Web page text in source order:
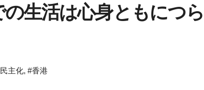
生活は心身ともにつら
主化, #香港